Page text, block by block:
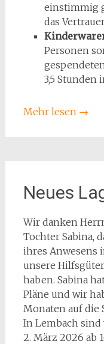
einstimmig
das
Personen
3,5 Stunden
Mehr lesen →
Neues
Wir danken
Tochter Sabina,
ihres Anwesens
unsere
haben. Sabina
Pläne und wir
Monaten auf die
In Lembach
2. März 2026 ab